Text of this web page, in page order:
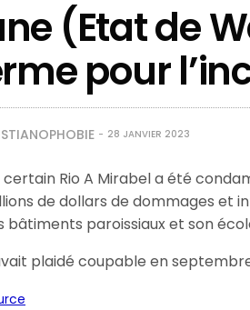
(Etat de
pour
28 JANVIER 2023
certain Rio A Mirabel a été
de dollars de dommages et
bâtiments paroissiaux et son
plaidé coupable en